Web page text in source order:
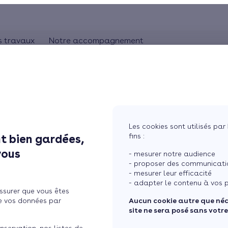
bien gardées,
que vous êtes
vos données par
Les cookies sont utilisés
fins :
- mesurer notre audience
- proposer des
- mesurer leur efficacité
- adapter le contenu à vos
Aucun cookie autre que
site ne sera posé sans
travaux
Chauffage au bois
Chauffage solaire
Thermostat connecté
Notre accompagnement
thermique des murs